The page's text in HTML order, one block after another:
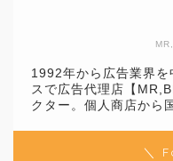
1992年から広告業界
スで広告代理店【
クター。個人商店から
＼